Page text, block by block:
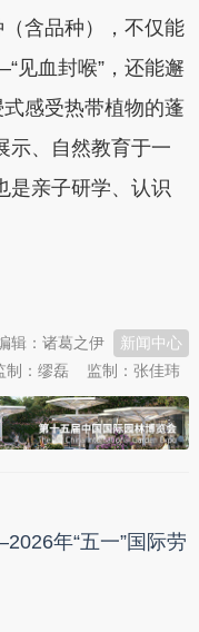
含品种），不仅能
见血封喉”，还能邂
感受热带植物的蓬
示、自然教育于一
是亲子研学、认识
新闻中心
辑：诸葛之伊
监制：张佳玮
制：缪磊
年“五一”国际劳